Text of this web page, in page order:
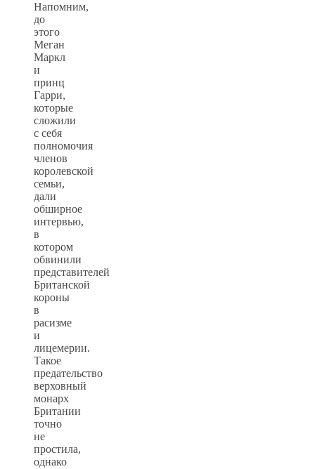
Напомним,
до
этого
Меган
Маркл
и
принц
Гарри,
которые
сложили
с себя
полномочия
членов
королевской
семьи,
дали
обширное
интервью,
в
котором
обвинили
представителей
Британской
короны
в
расизме
и
лицемерии.
Такое
предательство
верховный
монарх
Британии
точно
не
простила,
однако